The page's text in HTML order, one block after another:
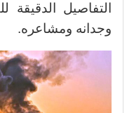
التفاصيل
وجدانه ومشاعره.